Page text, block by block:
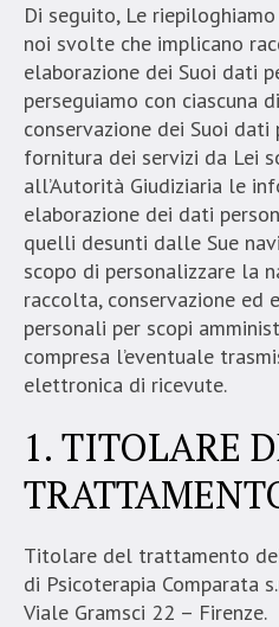
Di seguito, Le
noi svolte che implicano
elaborazione dei Suoi dati
perseguiamo con ciascuna
conservazione dei Suoi
fornitura dei servizi da Lei
all’Autorità Giudiziaria le
elaborazione dei dati
quelli desunti dalle Sue
scopo di personalizzare la
raccolta, conservazione ed
personali per scopi
compresa l’eventuale
elettronica di ricevute.
1. TITOLARE
Titolare del trattamento
di Psicoterapia Comparata
Viale Gramsci 22 – Firenze.